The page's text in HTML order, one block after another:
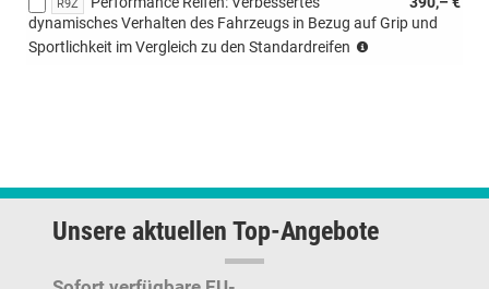
R9Z
dynamisches Verhalten des Fahrzeugs in Bezug auf Grip und
Sportlichkeit im Vergleich zu den Standardreifen
R9N
R9M
Unsere aktuellen Top-Angebote